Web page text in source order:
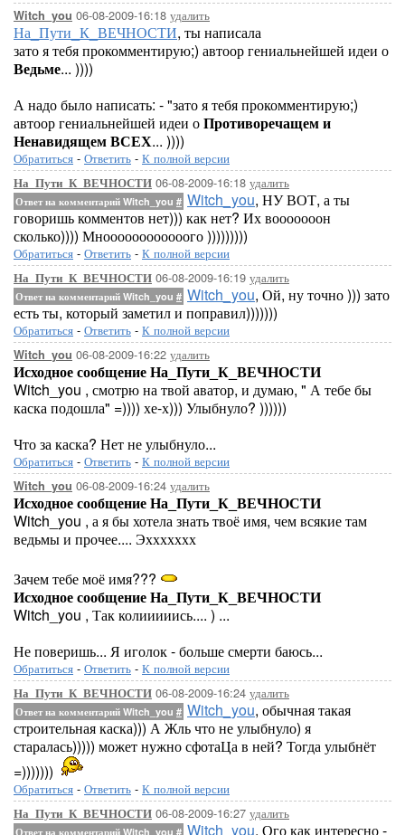
Witch_you 06-08-2009-16:18 удалить
На_Пути_К_ВЕЧНОСТИ, ты написала
зато я тебя прокомментирую;) автоор гениальнейшей идеи о
Ведьме... ))))
А надо было написать: - "зато я тебя прокомментирую;)
автоор гениальнейшей идеи оПротиворечащем и
Ненавидящем ВСЕХ... ))))
Обратиться - Ответить - К полной версии
На_Пути_К_ВЕЧНОСТИ 06-08-2009-16:18 удалить
Ответ на комментарий Witch_you # Witch_you, НУ ВОТ, а ты
говоришь комментов нет))) как нет? Их вооооооон
сколько)))) Мноооооооооооого )))))))))
Обратиться - Ответить - К полной версии
На_Пути_К_ВЕЧНОСТИ 06-08-2009-16:19 удалить
Ответ на комментарий Witch_you # Witch_you, Ой, ну точно ))) зато
есть ты, который заметил и поправил)))))))
Обратиться - Ответить - К полной версии
Witch_you 06-08-2009-16:22 удалить
Исходное сообщение На_Пути_К_ВЕЧНОСТИ
Witch_you , смотрю на твой аватор, и думаю, " А тебе бы
каска подошла" =)))) хе-х))) Улыбнуло? ))))))
Что за каска? Нет не улыбнуло...
Обратиться - Ответить - К полной версии
Witch_you 06-08-2009-16:24 удалить
Исходное сообщение На_Пути_К_ВЕЧНОСТИ
Witch_you , а я бы хотела знать твоё имя, чем всякие там
ведьмы и прочее.... Эххххххх
Зачем тебе моё имя???
Исходное сообщение На_Пути_К_ВЕЧНОСТИ
Witch_you , Так колииииись.... ) ...
Не поверишь... Я иголок - больше смерти баюсь...
Обратиться - Ответить - К полной версии
На_Пути_К_ВЕЧНОСТИ 06-08-2009-16:24 удалить
Ответ на комментарий Witch_you # Witch_you, обычная такая
строительная каска))) А Жль что не улыбнуло) я
старалась))))) может нужно сфотаЦа в ней? Тогда улыбнёт
=)))))))
Обратиться - Ответить - К полной версии
На_Пути_К_ВЕЧНОСТИ 06-08-2009-16:27 удалить
Ответ на комментарий Witch_you # Witch_you, Ого как интересно -